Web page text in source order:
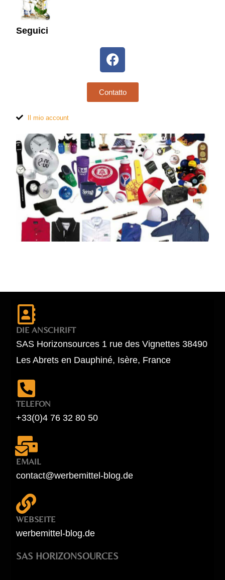
Seguici
Contatto
Il mio account
DIE ANSCHRIFT
SAS Horizonsources 1 rue des Vignettes 38490
Les Abrets en Dauphiné, Isère, France
TELEFON
+33(0)4 76 32 80 50
EMAIL
contact@werbemittel-blog.de
WEBSEITE
werbemittel-blog.de
SAS HORIZONSOURCES